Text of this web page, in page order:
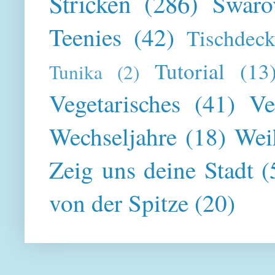
Teenies (42)
Tunika (2) Tutorial
Vegetarisches (41)
Wechseljahre (18)
Zeig uns deine Stadt
von der Spitze (20)